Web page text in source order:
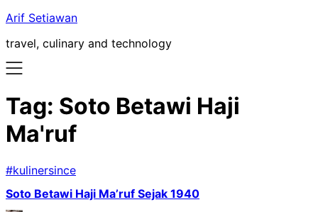
Arif Setiawan
travel, culinary and technology
Tag: Soto Betawi Haji
Ma'ruf
#kulinersince
Soto Betawi Haji Ma’ruf Sejak 1940